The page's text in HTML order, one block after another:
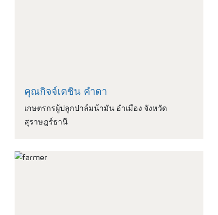
คุณกิจจ์เตชิน คําดา
เกษตรกรผู้ปลูกปาล์มน้ามัน อําเมือง จังหวัด
สุราษฎร์ธานี